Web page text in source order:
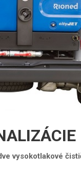
vysokotlakové